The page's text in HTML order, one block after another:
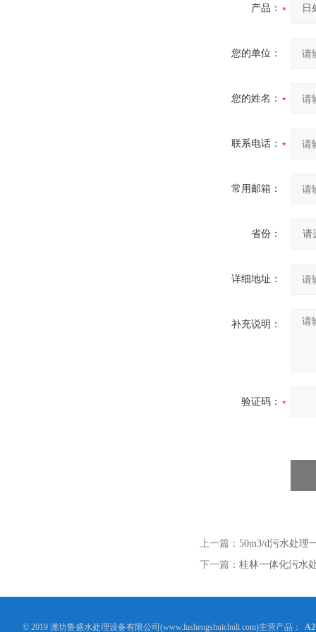
产品：
您的单位：
您的姓名：
联系电话：
常用邮箱：
省份：
详细地址：
补充说明：
验证码：
上一篇： 50m3/d污水处理
下一篇： 桂林一体化污水
© 2019 潍坊鲁盛水处理设备有限公司(www.lushengshuichuli.com)主营产品：